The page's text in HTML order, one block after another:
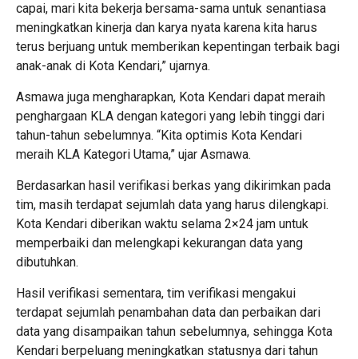
capai, mari kita bekerja bersama-sama untuk senantiasa
meningkatkan kinerja dan karya nyata karena kita harus
terus berjuang untuk memberikan kepentingan terbaik bagi
anak-anak di Kota Kendari,” ujarnya.
Asmawa juga mengharapkan, Kota Kendari dapat meraih
penghargaan KLA dengan kategori yang lebih tinggi dari
tahun-tahun sebelumnya. “Kita optimis Kota Kendari
meraih KLA Kategori Utama,” ujar Asmawa.
Berdasarkan hasil verifikasi berkas yang dikirimkan pada
tim, masih terdapat sejumlah data yang harus dilengkapi.
Kota Kendari diberikan waktu selama 2×24 jam untuk
memperbaiki dan melengkapi kekurangan data yang
dibutuhkan.
Hasil verifikasi sementara, tim verifikasi mengakui
terdapat sejumlah penambahan data dan perbaikan dari
data yang disampaikan tahun sebelumnya, sehingga Kota
Kendari berpeluang meningkatkan statusnya dari tahun